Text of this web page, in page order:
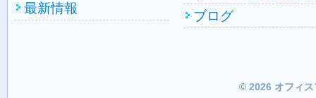
最新情報
ブログ
© 2026 オフィ